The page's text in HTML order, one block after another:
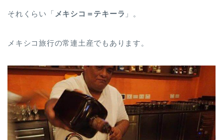
それくらい「 メキシコ＝テキーラ 」。
メキシコ旅行の常連土産でもあります。